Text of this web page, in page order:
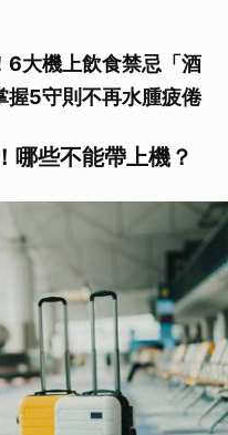
6大機上飲食禁忌「酒
握5守則不再水腫疲倦
哪些不能帶上機？